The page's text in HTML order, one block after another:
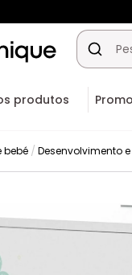
produtos
bebé Desenvolvimento